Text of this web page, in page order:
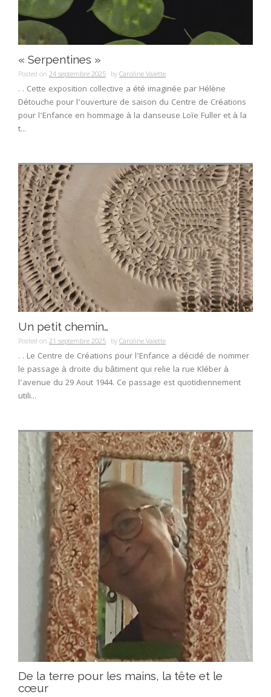
« Serpentines »
Posted on 24 septembre 2025 byCaroline Valette
. . Cette exposition collective a été imaginée par Hélène
Détouche pour l’ouverture de saison du Centre de Créations
pour l’Enfance en hommage à la danseuse Loïe Fuller et à la
t...
Un petit chemin…
Posted on 21 septembre 2025 byCaroline Valette
. . Le Centre de Créations pour l’Enfance a décidé de nommer
le passage à droite du bâtiment qui relie la rue Kléber à
l’avenue du 29 Aout 1944. Ce passage est quotidiennement
utili...
De la terre pour les mains, la tête et le
cœur